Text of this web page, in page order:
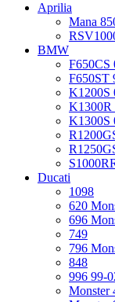
Aprilia
Mana
BMW
F650CS
F650ST
K1200S
K1300R
K1300S
Ducati
1098
620
696
749
796
848
996 99-
Monster